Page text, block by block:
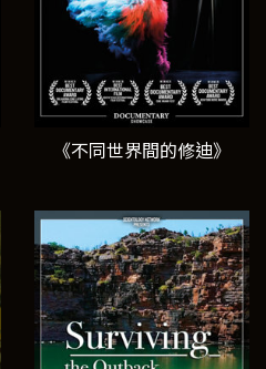
《不同世界間的修迪》